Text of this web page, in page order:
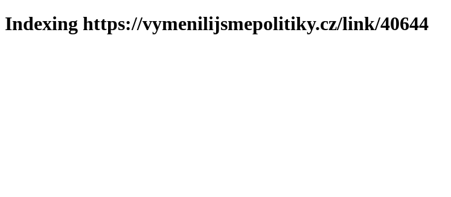
Indexing https://vymenilijsmepolitiky.cz/link/40644